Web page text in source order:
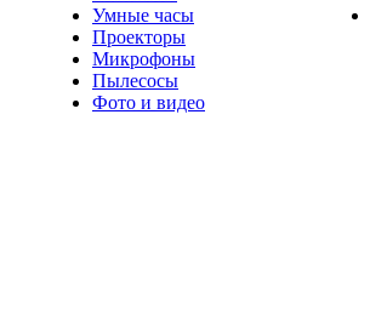
Умные часы
Проекторы
Микрофоны
Пылесосы
Фото и видео